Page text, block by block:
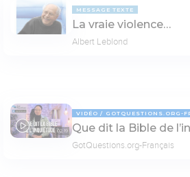
MESSAGE TEXTE
La vraie violence…
Albert Leblond
02:19
VIDÉO GOTQUESTIONS.ORG-
Que dit la Bible de
GotQuestions.org-Français